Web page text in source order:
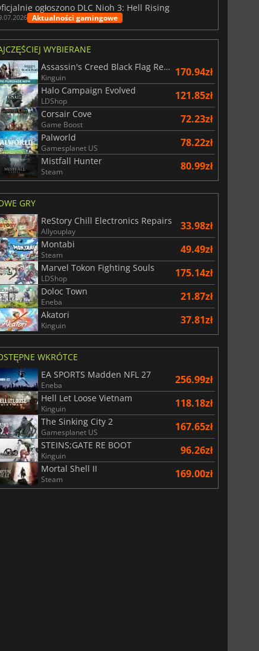
ogłoszono DLC Nioh 3: Hell Rising
Aktualności gamingowe
WYBIERANE
Assassin's Creed Black Flag Resynced
Kinguin 170.94zł
Halo Campaign Evolved
LDShop 121.85zł
Corsair Cove
Game Boost 72.23zł
Palworld
Gamesplanet US 78.22zł
Mistfall Hunter
Steam 80.99zł
GRY
ReStory Chill Electronics Repairs
Allyouplay 33.98zł
Montabi
Steam 49.49zł
Marvel Tokon Fighting Souls
LDShop 175.14zł
Doloc Town
Eneba 21.87zł
Akatori
Kinguin 37.81zł
WKRÓTCE
EA SPORTS Madden NFL 27
Eneba 256.99zł
Hell Let Loose Vietnam
Kinguin 118.18zł
The Sinking City 2
Gamesplanet US 167.65zł
STEINS;GATE RE BOOT
Kinguin 96.26zł
Mortal Shell II
Steam 169.00zł